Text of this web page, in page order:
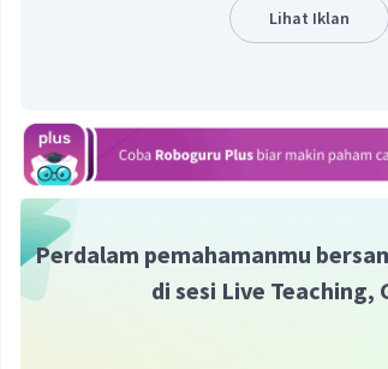
Lihat Iklan
Perdalam pemahamanmu
di sesi Live Teaching,